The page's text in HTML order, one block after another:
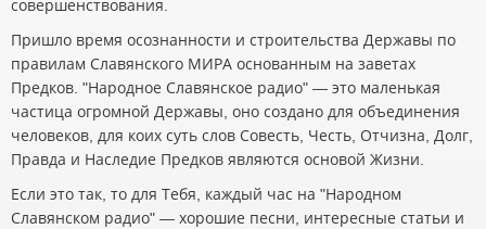
совершенствования.
Пришло время осознанности и строительства Державы по
правилам Славянского МИРА основанным на заветах
Предков. "Народное Славянское радио" — это маленькая
частица огромной Державы, оно создано для объединения
человеков, для коих суть слов Совесть, Честь, Отчизна, Долг,
Правда и Наследие Предков являются основой Жизни.
Если это так, то для Тебя, каждый час на "Народном
Славянском радио" — хорошие песни, интересные статьи и